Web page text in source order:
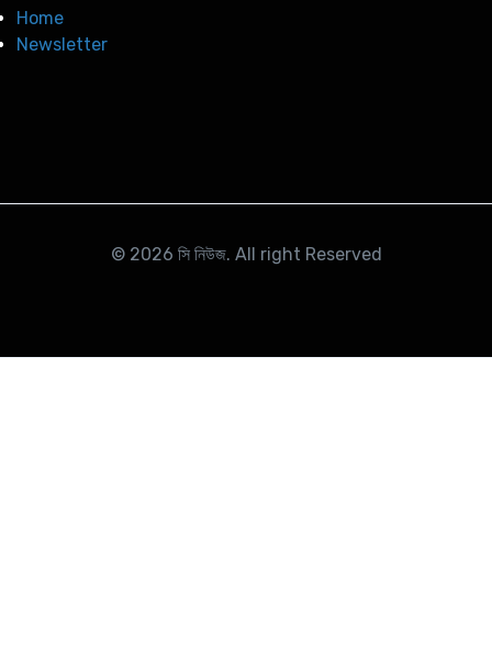
Home
Newsletter
© 2026 সি নিউজ. All right Reserved